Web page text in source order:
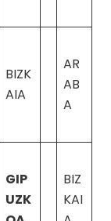
BIZK
AIA
AR
AB
A
GIP
UZK
BIZ
KAI